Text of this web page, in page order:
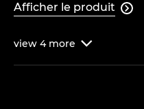
Afficher le produit 
view 4 more 